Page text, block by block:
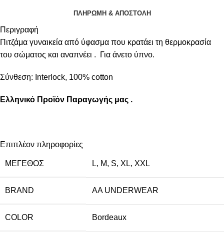
ΠΛΗΡΩΜΗ & ΑΠΟΣΤΟΛΗ
Περιγραφή
Πιτζάμα γυναικεία από ύφασμα που κρατάει τη θερμοκρασία
του σώματος και αναπνέει . Για άνετο ύπνο.
Σύνθεση: Interlock, 100% cotton
Ελληνικό Προϊόν Παραγωγής μας .
Επιπλέον πληροφορίες
ΜΈΓΕΘΟΣ L, M, S, XL, XXL
BRAND AA UNDERWEAR
COLOR Bordeaux